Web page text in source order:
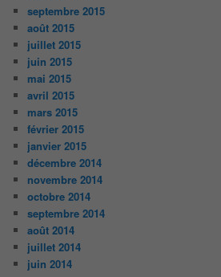
septembre 2015
août 2015
juillet 2015
juin 2015
mai 2015
avril 2015
mars 2015
février 2015
janvier 2015
décembre 2014
novembre 2014
octobre 2014
septembre 2014
août 2014
juillet 2014
juin 2014